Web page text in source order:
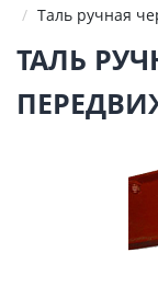
Таль ручная
ТАЛЬ